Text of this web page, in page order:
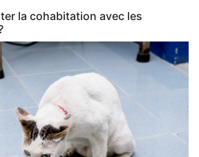
la cohabitation avec les